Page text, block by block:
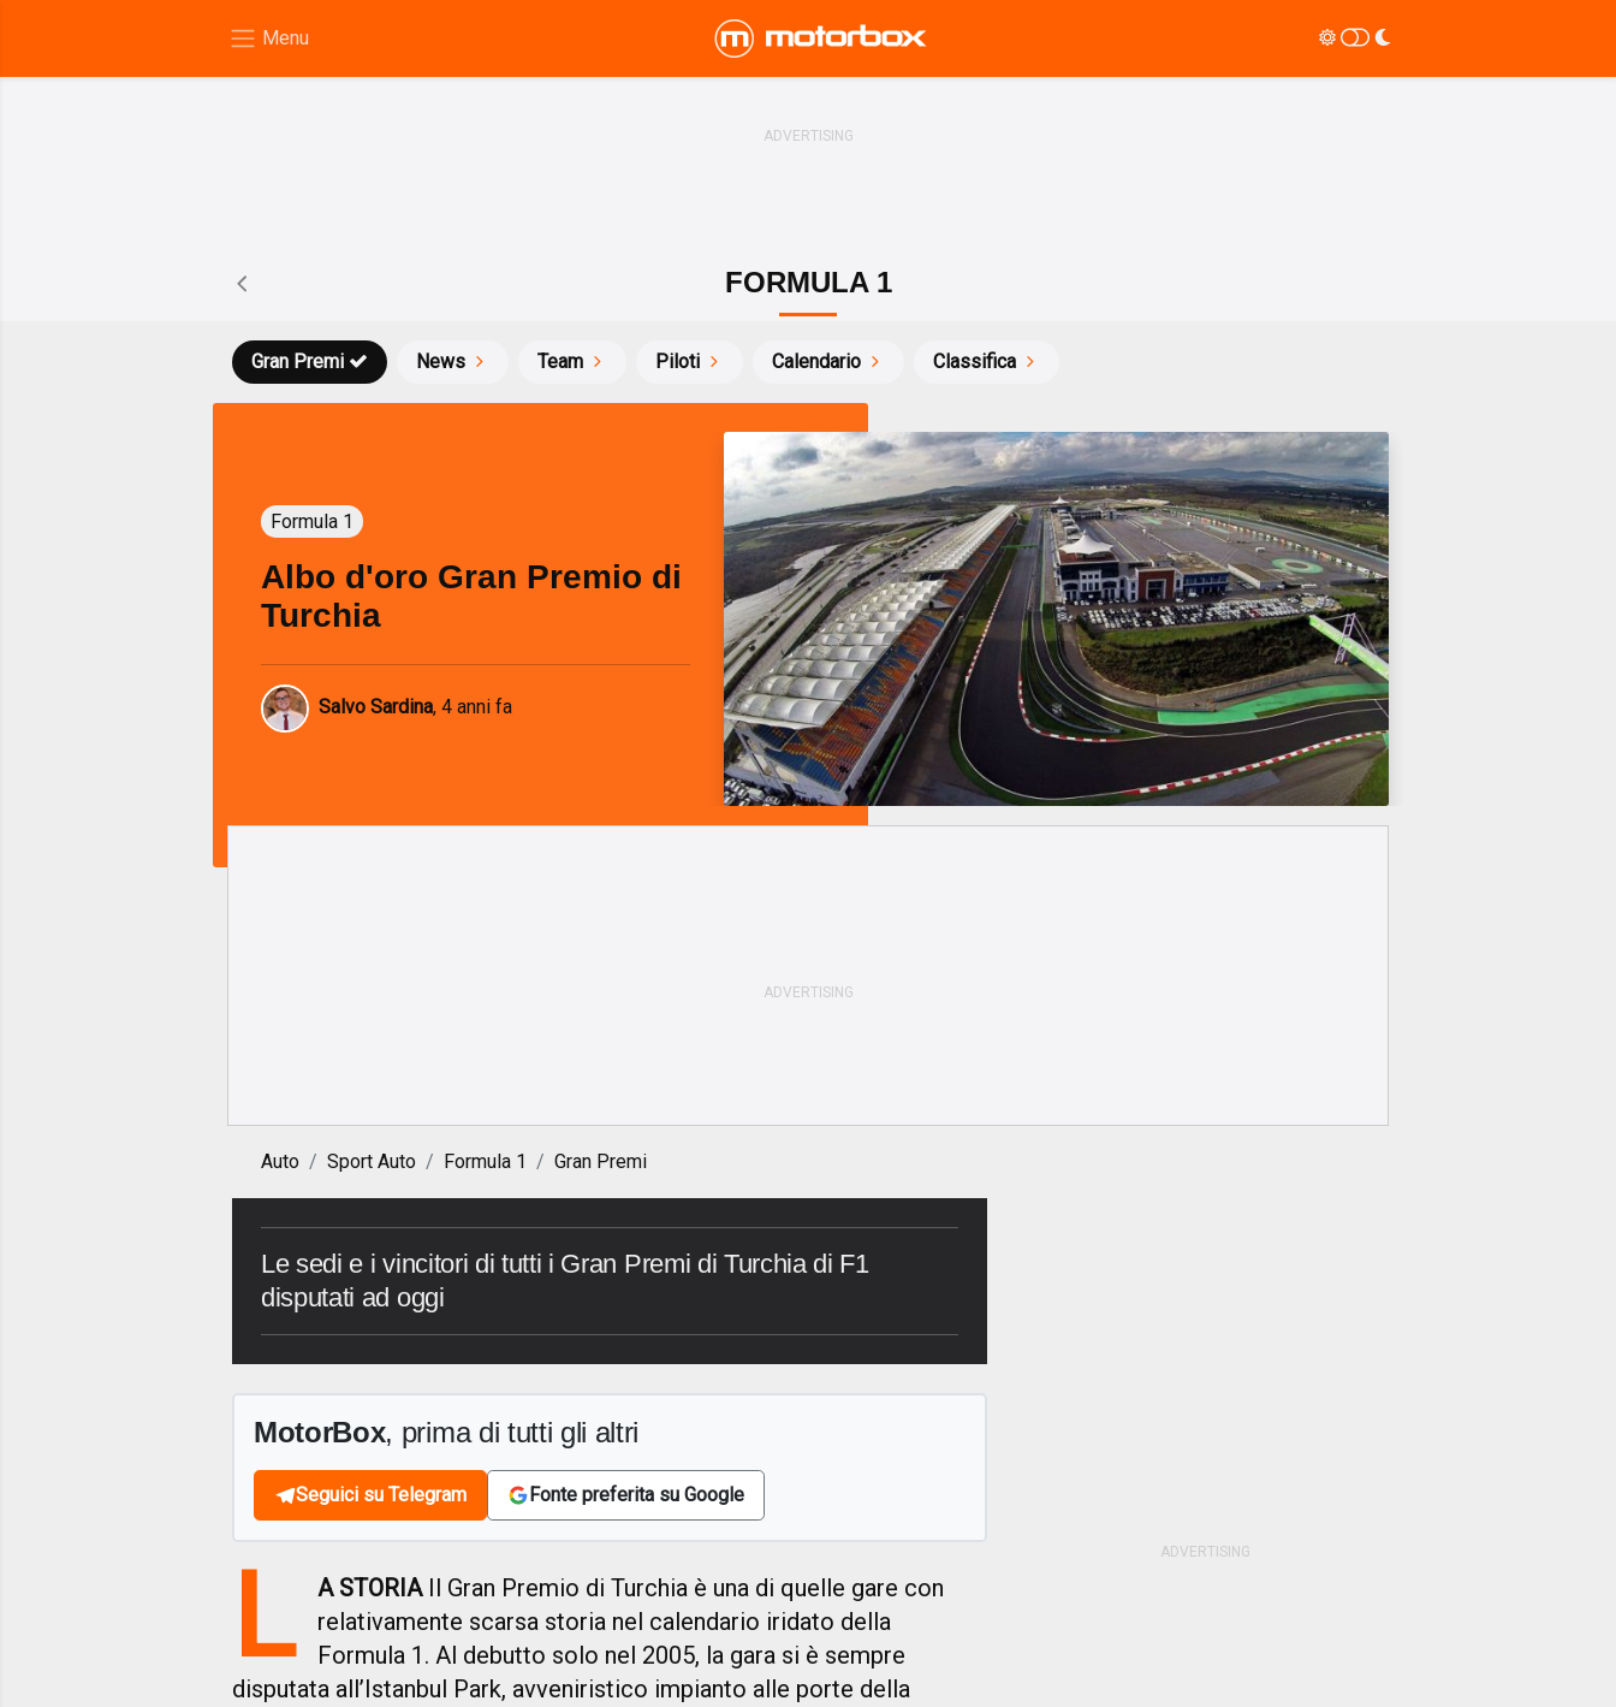
FORMULA 1
News
Gran Premi Team Piloti Calendario Classifica
Formula 1
Albo d'oro Gran Premio di
Turchia
Salvo Sardina, 4 anni fa
Auto Sport Auto Formula 1 Gran Premi
Le sedi e i vincitori di tutti i Gran Premi di Turchia di F1
disputati ad oggi
MotorBox, prima di tutti gli altri
Seguici su Telegram Fonte preferita su Google
L A STORIAIl Gran Premio di Turchia è una di quelle gare con
relativamente scarsa storia nel calendario iridato della
Formula 1. Al debutto solo nel 2005, la gara si è sempre
disputata all’Istanbul Park, avveniristico impianto alle porte della